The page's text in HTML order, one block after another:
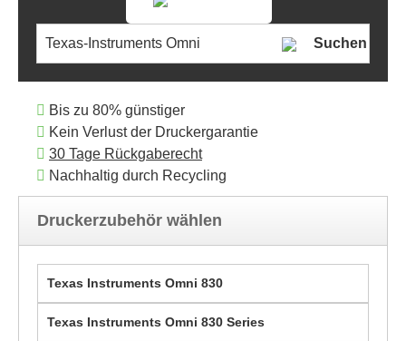
Suchen
Bis zu 80% günstiger
Kein Verlust der Druckergarantie
30 Tage Rückgaberecht
Nachhaltig durch Recycling
Druckerzubehör wählen
Texas Instruments Omni 830
Texas Instruments Omni 830 Series